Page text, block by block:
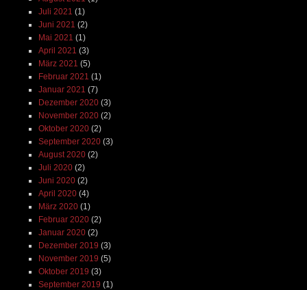
Juli 2021 (1)
Juni 2021 (2)
Mai 2021 (1)
April 2021 (3)
März 2021 (5)
Februar 2021 (1)
Januar 2021 (7)
Dezember 2020(3)
November 2020(2)
Oktober 2020(2)
September 2020(3)
August 2020(2)
Juli 2020(2)
Juni 2020(2)
April 2020(4)
März 2020(1)
Februar 2020(2)
Januar 2020(2)
Dezember 2019 (3)
November 2019 (5)
Oktober 2019 (3)
September 2019 (1)